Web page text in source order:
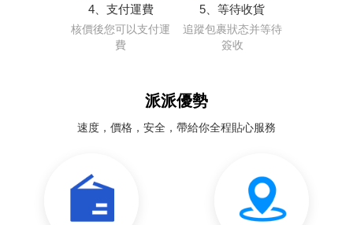
4、支付運費
核價後您可以支付運
費
5、等待收貨
追蹤包裹狀态并等待
簽收
派派優勢
速度，價格，安全，帶給你全程貼心服務